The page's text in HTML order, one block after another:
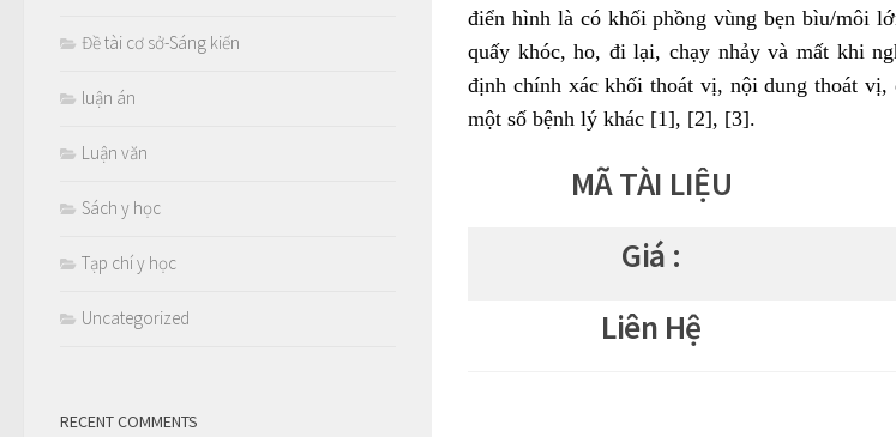
điển hình là có khối phồng vùng bẹn bìu/môi
quấy khóc, ho, đi lại, chạy nhảy và mất khi
định chính xác khối thoát vị, nội dung thoát
một số bệnh lý khác [1], [2], [3].
MÃ TÀI LIỆU
Giá :
Liên Hệ
Đề tài cơ sở-Sáng kiến
luận án
Luận văn
Sách y học
Tạp chí y học
Uncategorized
RECENT COMMENTS